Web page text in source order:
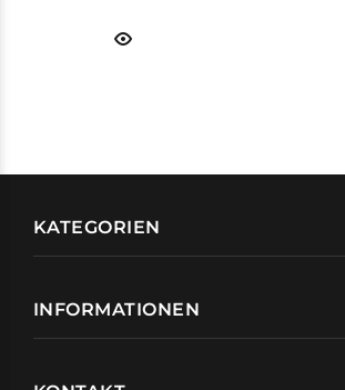
KATEGORIEN
INFORMATIONEN